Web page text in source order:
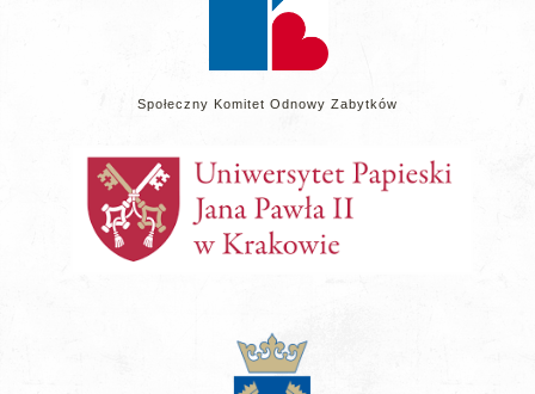
Społeczny Komitet Odnowy Zabytków